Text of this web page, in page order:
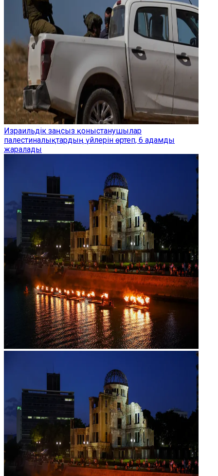
Израильдік заңсыз қоныстанушылар
палестиналықтардың үйлерін өртеп, 6 адамды
жаралады